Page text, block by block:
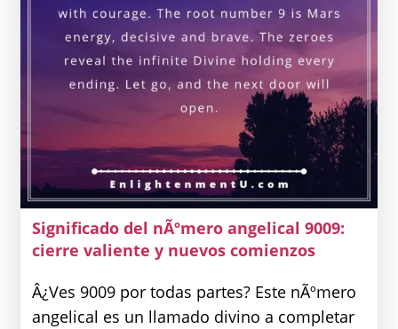
Significado del nÃºmero angelical 9009:
cierre valiente y nuevos comienzos
Â¿Ves 9009 por todas partes? Este nÃºmero
angelical es un llamado divino a completar